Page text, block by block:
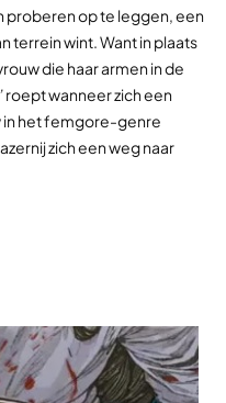
proberen op te leggen, een
terrein wint. Want in plaats
die haar armen in de
roept wanneer zich een
in het femgore-genre
zich een weg naar